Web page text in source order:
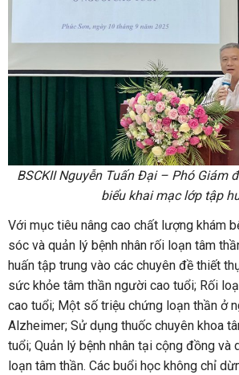
BSCKII Nguyễn Tuấn Đại – Phó Giám
biểu khai mạc lớp tập
Với mục tiêu nâng cao chất lượng khám
sóc và quản lý bệnh nhân rối loạn tâm
huấn tập trung vào các chuyên đề thiết
sức khỏe tâm thần người cao tuổi; Rối
cao tuổi; Một số triệu chứng loạn thần ở
Alzheimer; Sử dụng thuốc chuyên khoa
tuổi; Quản lý bệnh nhân tại cộng đồng và
loạn tâm thần. Các buổi học không chỉ